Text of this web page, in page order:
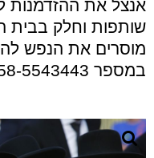
אנצל את ההזדמנות
שותפות וחלק בבית
מוסרים את הנפש
במספר 058-5543443). אין זכות גדולה מזו!